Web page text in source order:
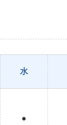
水
●